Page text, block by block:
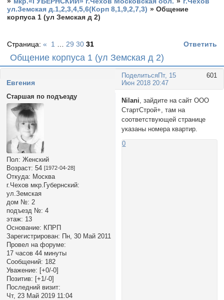
ул.Земская д.1,2,3,4,5,6(Корп 8,1,9,2,7,3) »Общение
корпуса 1 (ул Земская д 2)
Общение корпуса 1 (ул Земская д 2)
Страница:« 1 29 30 31 Ответить
Поделиться 601
Пт, 15
Июн 2018 20:47
Евгения
Старшая по подъезду
Пол: Женский
Возраст: 54 [1972-04-28]
Откуда: Москва
г.Чехов мкр.Губернский:
ул.Земская
дом №: 2
подъезд №: 4
этаж: 13
Основание: КПРП
Зарегистрирован: Пн, 30 Май 2011
Провел на форуме:
17 часов 44 минуты
Сообщений: 182
Уважение: [+0/-0]
Позитив: [+1/-0]
Последний визит:
Чт, 23 Май 2019 11:04
Nilani , зайдите на сайт ООО
СтартСтрой+, там на
соответствующей странице
указаны номера квартир.
0